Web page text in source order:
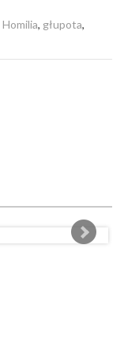
Homilia, głupota,